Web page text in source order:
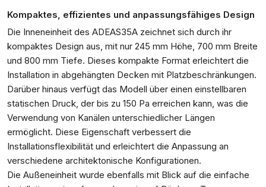
Kompaktes, effizientes und anpassungsfähiges Design
Die Inneneinheit des ADEAS35A zeichnet sich durch ihr
kompaktes Design aus, mit nur 245 mm Höhe, 700 mm Breite
und 800 mm Tiefe. Dieses kompakte Format erleichtert die
Installation in abgehängten Decken mit Platzbeschränkungen.
Darüber hinaus verfügt das Modell über einen einstellbaren
statischen Druck, der bis zu 150 Pa erreichen kann, was die
Verwendung von Kanälen unterschiedlicher Längen
ermöglicht. Diese Eigenschaft verbessert die
Installationsflexibilität und erleichtert die Anpassung an
verschiedene architektonische Konfigurationen.
Die Außeneinheit wurde ebenfalls mit Blick auf die einfache